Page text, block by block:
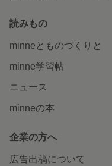
読みもの
minneとものづくりと
minne学習帖
ニュース
minneの本
企業の方へ
広告出稿について